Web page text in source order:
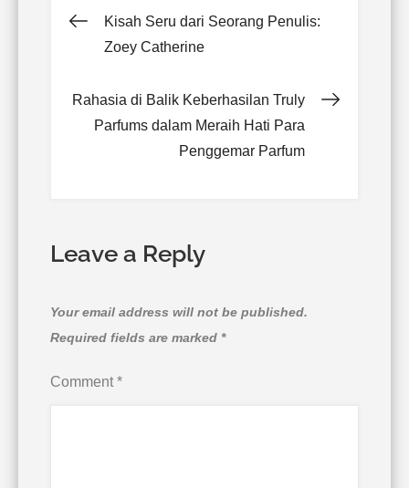
Post
Kisah Seru dari Seorang Penulis:
Zoey Catherine
Rahasia di Balik Keberhasilan Truly
Parfums dalam Meraih Hati Para
Penggemar Parfum
Leave a Reply
Your email address will not be published.
Required fields are marked *
Comment*